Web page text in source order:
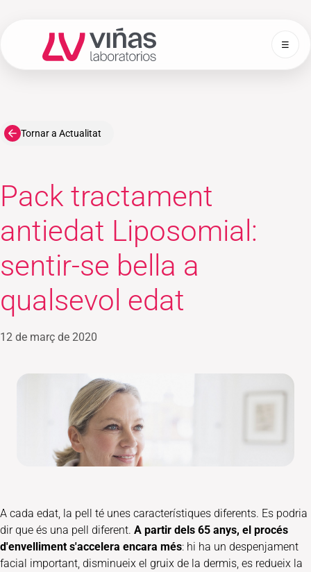
Laboratorios Viñas ☰
Tornar a Actualitat
Pack tractament
antiedat Liposomial:
sentir-se bella a
qualsevol edat
12 de març de 2020
A cada edat, la pell té unes característiques diferents. Es podria
dir que és una pell diferent. A partir dels 65 anys, el procés
d'envelliment s'accelera encara més: hi ha un despenjament
facial important, disminueix el gruix de la dermis, es redueix la